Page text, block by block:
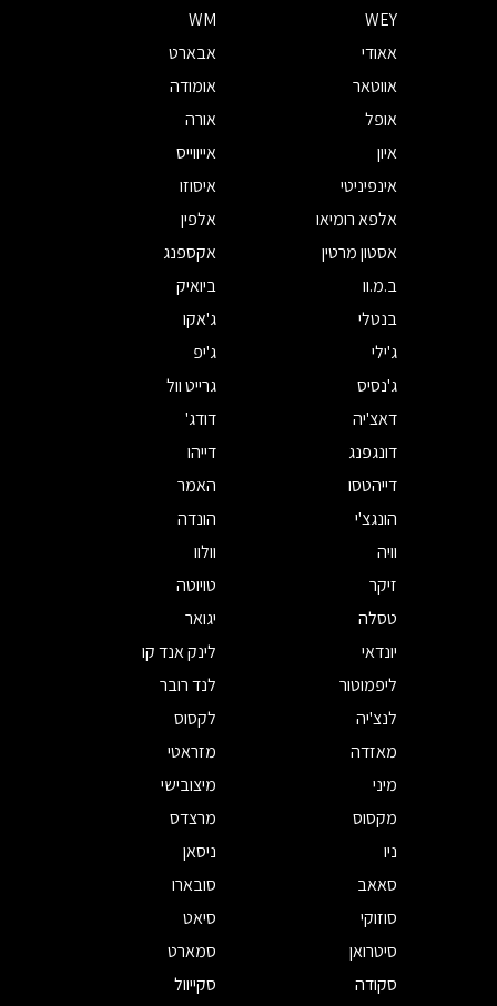
WEY
WM
אאודי
אבארט
אווטאר
אומודה
אופל
אורה
איון
אייווייס
אינפיניטי
איסוזו
אלפא רומיאו
אלפין
אסטון מרטין
אקספנג
ב.מ.וו
ביואיק
בנטלי
ג'אקו
ג'ילי
ג'יפ
ג'נסיס
גרייט וול
דאצ'יה
דודג'
דונגפנג
דייהו
דייהטסו
האמר
הונגצ'י
הונדה
וויה
וולוו
זיקר
טויוטה
טסלה
יגואר
יונדאי
לינק אנד קו
ליפמוטור
לנד רובר
לנצ'יה
לקסוס
מאזדה
מזראטי
מיני
מיצובישי
מקסוס
מרצדס
ניו
ניסאן
סאאב
סובארו
סוזוקי
סיאט
סיטרואן
סמארט
סקודה
סקייוול